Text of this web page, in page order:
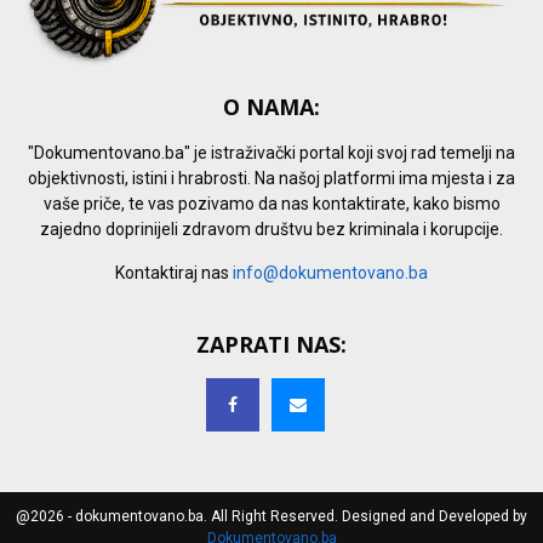
O NAMA:
"Dokumentovano.ba" je istraživački portal koji svoj rad temelji na
objektivnosti, istini i hrabrosti. Na našoj platformi ima mjesta i za
vaše priče, te vas pozivamo da nas kontaktirate, kako bismo
zajedno doprinijeli zdravom društvu bez kriminala i korupcije.
Kontaktiraj nas info@dokumentovano.ba
ZAPRATI NAS:
@2026 - dokumentovano.ba. All Right Reserved. Designed and Developed by
Dokumentovano.ba